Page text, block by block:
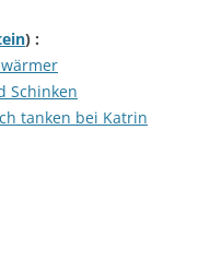
) :
Schinken
tanken bei Katrin